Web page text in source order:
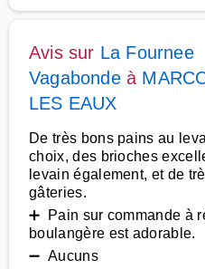
Avis sur La Fournee
Vagabondeà
LES EAUX
De très bons pains au
choix, des brioches
levain également, et de
gâteries.
➕ Pain sur commande à
boulangère est adorable.
➖ Aucuns